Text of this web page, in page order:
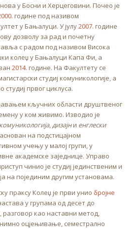
у Босни и Херцеговини. Почео је
године под називом
у Бањалуци. У јулу2007. године
дозволу за рад и почетну
с радом под називом Висока
колеџ у Бањалуци Капа Фи, а
2014. године. На Факултету се
студиј комуникологије, а
студиј првог циклуса.
кључних области друштвеног
у ком живимо. Изводио је
комуникологија,дизајни енглески
на подстицајном
учењу у малој групи, у
академске заједнице. Управо
чинио је студиј јединственим и
на појединим другим установама.
праксу Колеџ је први унио бројне
у групама од десет до
разговор као наставни метод,
оцјењивање, семестрално